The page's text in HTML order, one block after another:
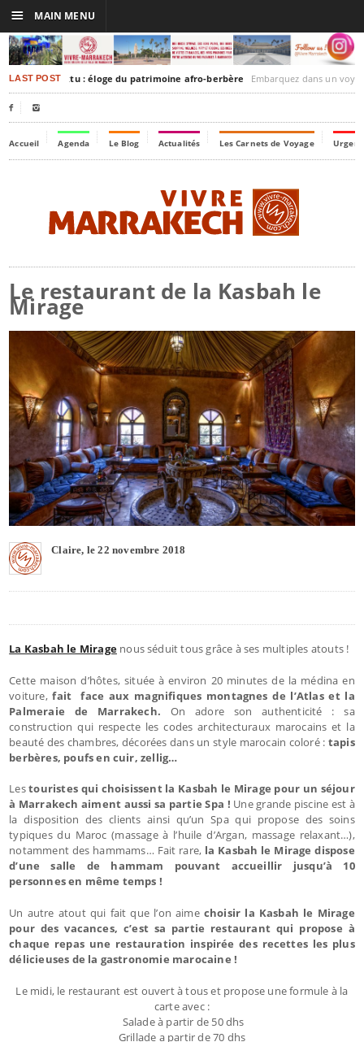
LAST POST
Timbuktu : éloge du patrimoine afro-berbère Embarquez dans un voyage culturel dans le
 
Accueil Agenda Le Blog Actualités Les Carnets de Voyage
Le restaurant de la Kasbah le
Mirage
Claire, le 22 novembre 2018
La Kasbah le Miragenous séduit tous grâce à ses multiples atouts !
Cette maison d’hôtes, située à environ 20 minutes de la médina en
voiture,fait face aux magnifiques montagnes de l’Atlas et la
Palmeraie de Marrakech. On adore son authenticité : sa
construction qui respecte les codes architecturaux marocains et la
beauté des chambres, décorées dans un style marocain coloré : tapis
berbères, poufs en cuir, zellig…
Lestouristes qui choisissent la Kasbah le Mirage pour un séjour
à Marrakech aiment aussi sa partie Spa ! Une grande piscine est à
la disposition des clients ainsi qu’un Spa qui propose des soins
typiques du Maroc (massage à l’huile d’Argan, massage relaxant…),
notamment des hammams… Fait rare, la Kasbah le Mirage dispose
d’une salle de hammam pouvant accueillir jusqu’à 10
personnes en même temps !
Un autre atout qui fait que l’on aime choisir la Kasbah le Mirage
pour des vacances, c’est sa partie restaurant qui propose à
chaque repas une restauration inspirée des recettes les plus
délicieuses de la gastronomie marocaine !
Le midi, le restaurant est ouvert à tous et propose une formule à la
carte avec :
Salade à partir de 50 dhs
Grillade a partir de 70 dhs
☰ MAIN MENU